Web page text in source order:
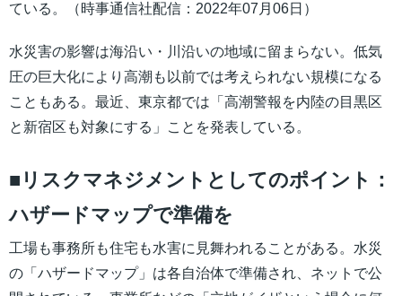
ている。（時事通信社配信：2022年07月06日）
水災害の影響は海沿い・川沿いの地域に留まらない。低気
圧の巨大化により高潮も以前では考えられない規模になる
こともある。最近、東京都では「高潮警報を内陸の目黒区
と新宿区も対象にする」ことを発表している。
■リスクマネジメントとしてのポイント：
ハザードマップで準備を
工場も事務所も住宅も水害に見舞われることがある。水災
の「ハザードマップ」は各自治体で準備され、ネットで公